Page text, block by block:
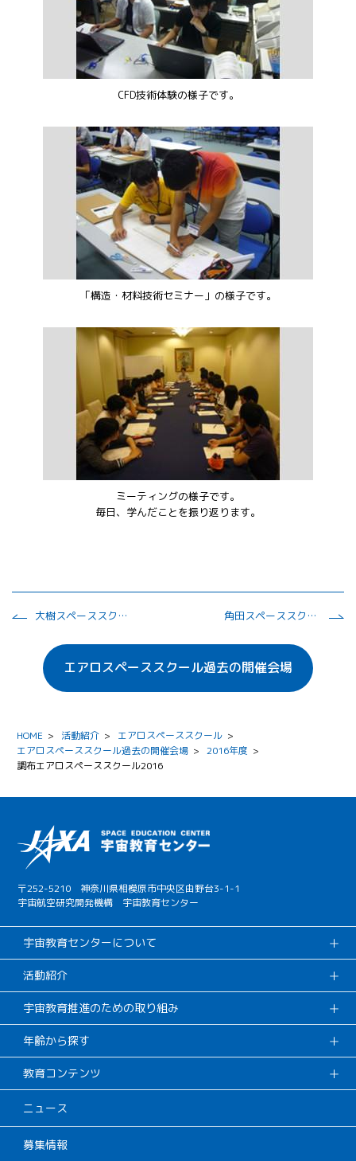
CFD技術体験の様子です。
「構造・材料技術セミナー」の様子です。
ミーティングの様子です。
毎日、学んだことを振り返ります。
大樹スペーススクール2016 角田スペーススクール2016
エアロスペーススクール過去の開催会場
HOME > 活動紹介 > エアロスペーススクール >
エアロスペーススクール過去の開催会場 > 2016年度 >
調布エアロスペーススクール2016
〒252-5210 神奈川県相模原市中央区由野台3-1-1
宇宙航空研究開発機構 宇宙教育センター
宇宙教育センターについて
活動紹介
宇宙教育推進のための取り組み
年齢から探す
教育コンテンツ
ニュース
募集情報